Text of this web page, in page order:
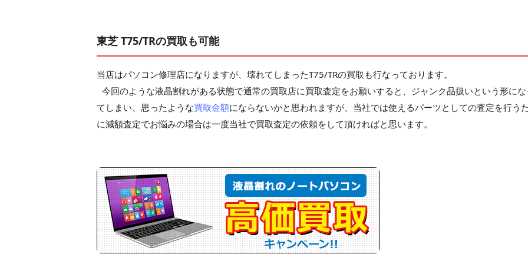
東芝 T75/TRの買取も可能
当店はパソコン修理店になりますが、壊れてしまったT75/TRの買取も行なっております。
今回のような液晶割れがある状態で通常の買取店に買取査定をお願いすると、ジャンク品扱いという形に
てしまい、思ったような買取金額にならないかと思われますが、当社では使えるパーツとしての査定を行う
に減額査定でお悩みの場合は一度当社で買取査定の依頼をして頂ければと思います。